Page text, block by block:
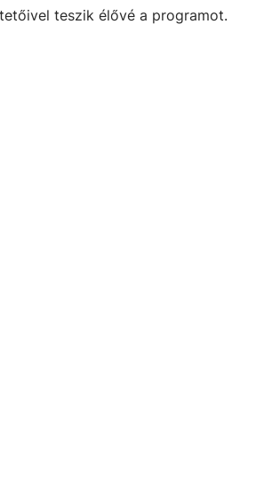
teszik élővé a programot.